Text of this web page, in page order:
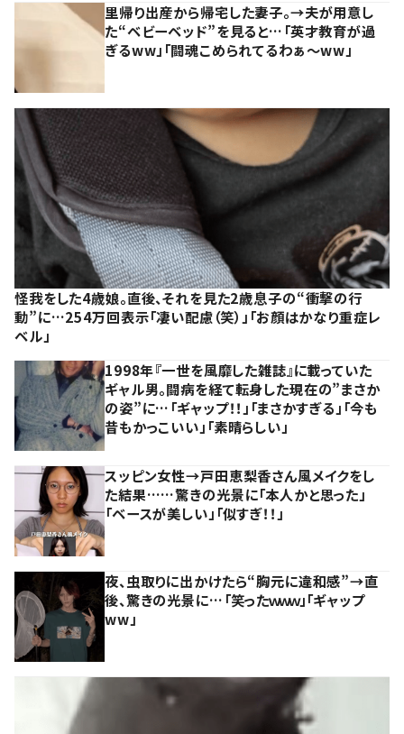
里帰り出産から帰宅した妻子。→夫が用意し
た“ベビーベッド”を見ると…「英才教育が過
ぎるww」「闘魂こめられてるわぁ～ww」
怪我をした4歳娘。直後、それを見た2歳息子の“衝撃の行
動”に…254万回表示「凄い配慮（笑）」「お顔はかなり重症レ
ベル」
1998年『一世を風靡した雑誌』に載っていた
ギャル男。闘病を経て転身した現在の”まさか
の姿”に…「ギャップ！！」「まさかすぎる」「今も
昔もかっこいい」「素晴らしい」
スッピン女性→戸田恵梨香さん風メイクをし
た結果……驚きの光景に「本人かと思った」
「ベースが美しい」「似すぎ！！」
夜、虫取りに出かけたら“胸元に違和感”→直
後、驚きの光景に…「笑ったｗｗｗ」「ギャップ
ww」